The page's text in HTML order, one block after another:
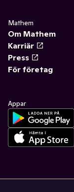
Mathem
Om Mathem
Karriär
Press
För företag
Appar